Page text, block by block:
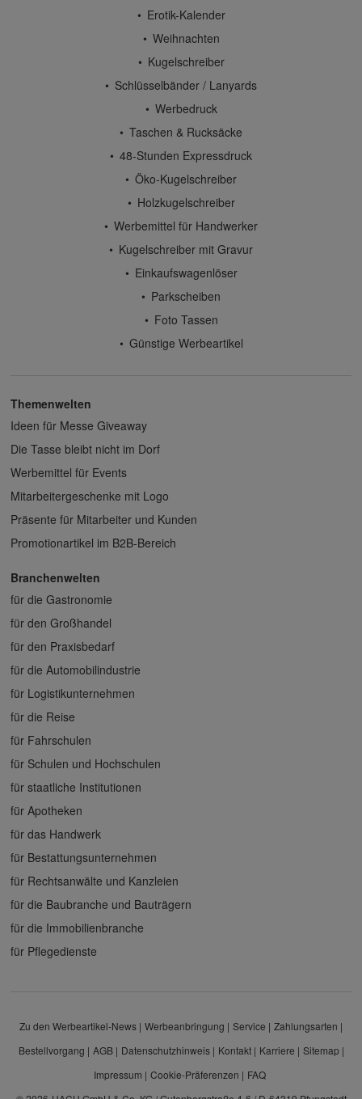
Erotik-Kalender
Weihnachten
Kugelschreiber
Schlüsselbänder / Lanyards
Werbedruck
Taschen & Rucksäcke
48-Stunden Expressdruck
Öko-Kugelschreiber
Holzkugelschreiber
Werbemittel für Handwerker
Kugelschreiber mit Gravur
Einkaufswagenlöser
Parkscheiben
Foto Tassen
Günstige Werbeartikel
Themenwelten
Ideen für Messe Giveaway
Die Tasse bleibt nicht im Dorf
Werbemittel für Events
Mitarbeitergeschenke mit Logo
Präsente für Mitarbeiter und Kunden
Promotionartikel im B2B-Bereich
Branchenwelten
für die Gastronomie
für den Großhandel
für den Praxisbedarf
für die Automobilindustrie
für Logistikunternehmen
für die Reise
für Fahrschulen
für Schulen und Hochschulen
für staatliche Institutionen
für Apotheken
für das Handwerk
für Bestattungsunternehmen
für Rechtsanwälte und Kanzleien
für die Baubranche und Bauträgern
für die Immobilienbranche
für Pflegedienste
Zu den Werbeartikel-News Werbeanbringung Service
Zahlungsarten
Bestellvorgang
AGB Datenschutzhinweis Kontakt Karriere
Sitemap
Impressum
Cookie-Präferenzen
FAQ